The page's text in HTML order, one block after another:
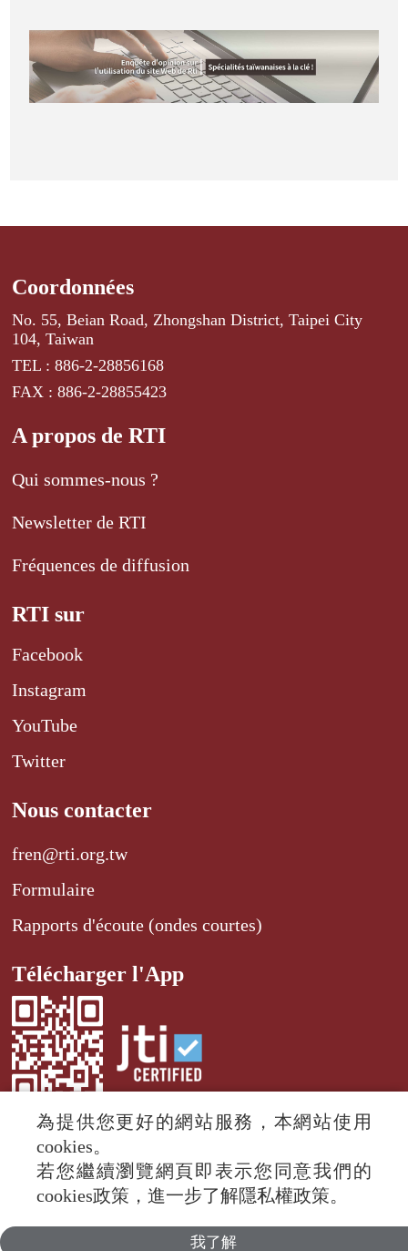
Coordonnées
No. 55, Beian Road, Zhongshan District, Taipei City
104, Taiwan
TEL : 886-2-28856168
FAX : 886-2-28855423
A propos de RTI
Qui sommes-nous ?
Newsletter de RTI
Fréquences de diffusion
RTI sur
Facebook
Instagram
YouTube
Twitter
Nous contacter
fren@rti.org.tw
Formulaire
Rapports d'écoute (ondes courtes)
Télécharger l'App
© 2024 RTI (Radio Taiwan International).
All rights reserved.
為提供您更好的網站服務，本網站使用
cookies。
若您繼續瀏覽網頁即表示您同意我們的
cookies政策，進一步了解隱私權政策。
我了解